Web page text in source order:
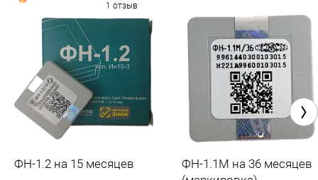
1 отзыв
ФН-1.2 на 15 месяцев
ФН-1.1М на 36 месяцев